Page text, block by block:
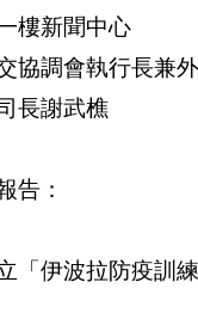
樓新聞中心
協調會執行長兼
長謝武樵
告：
「伊波拉防疫訓